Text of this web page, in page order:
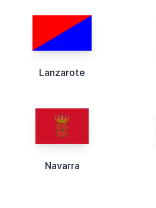
Lanzarote
Navarra